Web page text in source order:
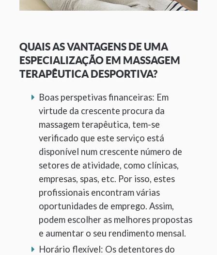
QUAIS AS VANTAGENS DE UMA
ESPECIALIZAÇÃO EM MASSAGEM
TERAPÊUTICA DESPORTIVA?
Boas perspetivas financeiras: Em
virtude da crescente procura da
massagem terapêutica, tem-se
verificado que este serviço está
disponível num crescente número de
setores de atividade, como clínicas,
empresas, spas, etc. Por isso, estes
profissionais encontram várias
oportunidades de emprego. Assim,
podem escolher as melhores propostas
e aumentar o seu rendimento mensal.
Horário flexível: Os detentores do